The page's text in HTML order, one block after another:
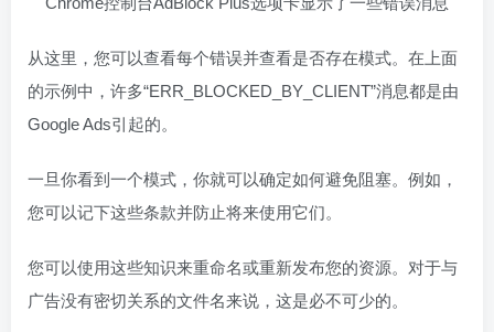
从这里，您可以查看每个错误并查看是否存在模式。在上面
的示例中，许多“ERR_BLOCKED_BY_CLIENT”消息都是由
Google Ads引起的。
一旦你看到一个模式，你就可以确定如何避免阻塞。例如，
您可以记下这些条款并防止将来使用它们。
您可以使用这些知识来重命名或重新发布您的资源。对于与
广告没有密切关系的文件名来说，这是必不可少的。